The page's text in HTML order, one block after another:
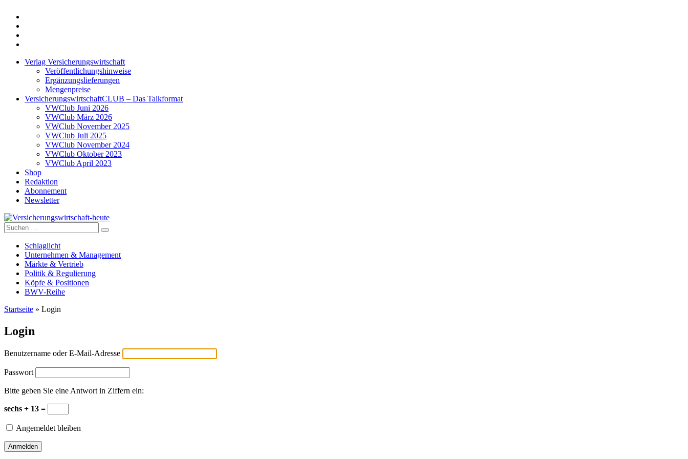
Verlag Versicherungswirtschaft
Veröffentlichungshinweise
Ergänzungslieferungen
Mengenpreise
VersicherungswirtschaftCLUB – Das Talkformat
VWClub Juni 2026
VWClub März 2026
VWClub November 2025
VWClub Juli 2025
VWClub November 2024
VWClub Oktober 2023
VWClub April 2023
Shop
Redaktion
Abonnement
Newsletter
Versicherungswirtschaft-heute
Suche
nach:
Schlaglicht
Unternehmen & Management
Märkte & Vertrieb
Politik & Regulierung
Köpfe & Positionen
BWV-Reihe
Startseite » Login
Login
Benutzername oder E-Mail-Adresse
Passwort
Bitte geben Sie eine Antwort in Ziffern ein:
sechs + 13 =
Angemeldet bleiben